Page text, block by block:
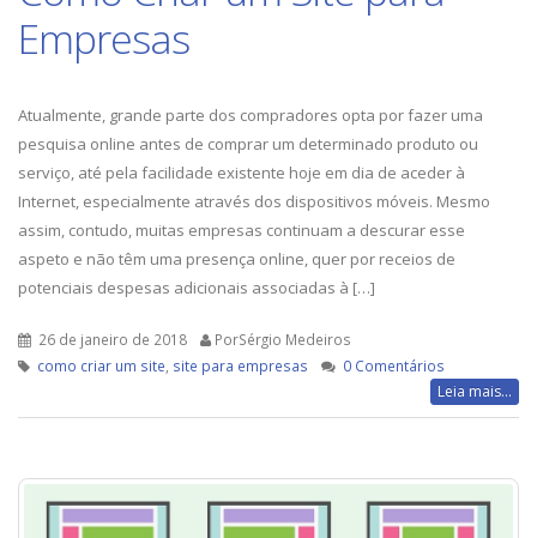
Empresas
Atualmente, grande parte dos compradores opta por fazer uma
pesquisa online antes de comprar um determinado produto ou
serviço, até pela facilidade existente hoje em dia de aceder à
Internet, especialmente através dos dispositivos móveis. Mesmo
assim, contudo, muitas empresas continuam a descurar esse
aspeto e não têm uma presença online, quer por receios de
potenciais despesas adicionais associadas à […]
26 de janeiro de 2018
PorSérgio Medeiros
como criar um site, site para empresas 0 Comentários
Leia mais...